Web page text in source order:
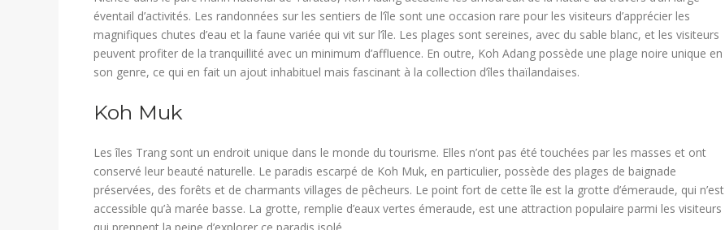
éventail d’activités. Les randonnées sur les sentiers de l’île sont une occasion rare pour les visiteurs d’apprécier les
magnifiques chutes d’eau et la faune variée qui vit sur l’île. Les plages sont sereines, avec du sable blanc, et les visiteurs
peuvent profiter de la tranquillité avec un minimum d’affluence. En outre, Koh Adang possède une plage noire unique en
son genre, ce qui en fait un ajout inhabituel mais fascinant à la collection d’îles thaïlandaises.
​Koh Muk
Les îles Trang sont un endroit unique dans le monde du tourisme. Elles n’ont pas été touchées par les masses et ont
conservé leur beauté naturelle. Le paradis escarpé de Koh Muk, en particulier, possède des plages de baignade
préservées, des forêts et de charmants villages de pêcheurs. Le point fort de cette île est la grotte d’émeraude, qui n’est
accessible qu’à marée basse. La grotte, remplie d’eaux vertes émeraude, est une attraction populaire parmi les visiteurs